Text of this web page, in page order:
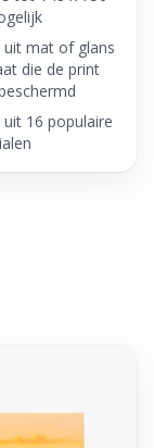
uit mat of glans
die de print
uit 16 populaire